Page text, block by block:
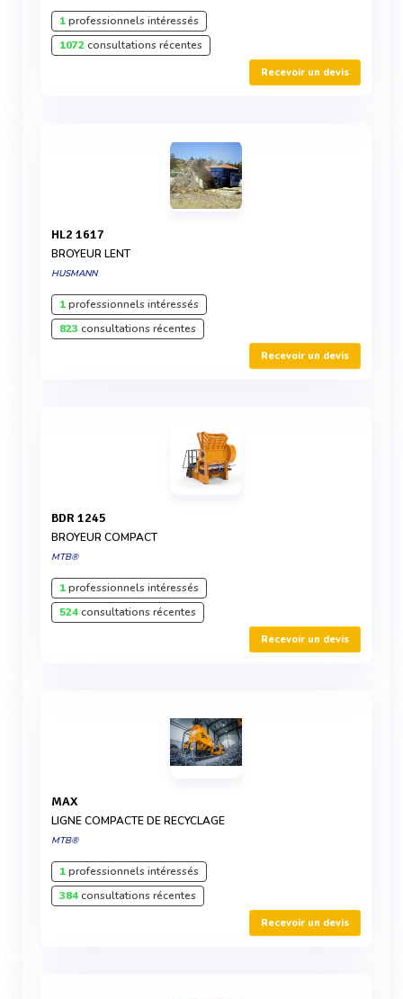
1professionnels intéressés
1072consultations récentes
Recevoir un devis
HL2 1617
BROYEUR LENT
HUSMANN
1professionnels intéressés
823 consultations récentes
Recevoir un devis
BDR 1245
BROYEUR COMPACT
MTB®
1professionnels intéressés
524consultations récentes
Recevoir un devis
MAX
LIGNE COMPACTE DE RECYCLAGE
MTB®
1professionnels intéressés
384consultations récentes
Recevoir un devis